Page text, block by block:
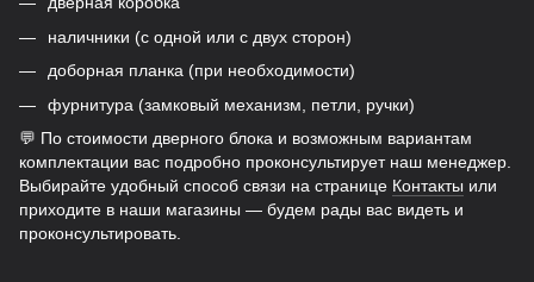
наличники (с одной или с двух сторон)
доборная планка (при необходимости)
фурнитура (замковый механизм, петли, ручки)
💬 По стоимости дверного блока и возможным вариантам
комплектации вас подробно проконсультирует наш менеджер.
Выбирайте удобный способ связи на странице Контакты или
приходите в наши магазины — будем рады вас видеть и
проконсультировать.